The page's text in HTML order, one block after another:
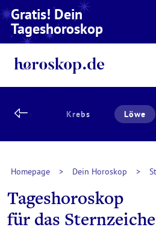
Gratis! Dein
Tageshoroskop
Krebs Löwe
Homepage > Dein Horoskop >
Tageshoroskop
für das